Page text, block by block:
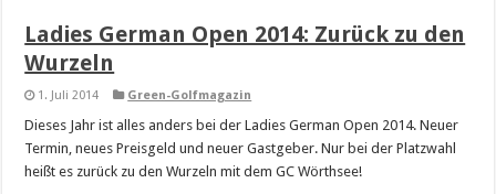
Ladies German Open 2014: Zurück zu den
Wurzeln
1. Juli 2014 Green-Golfmagazin
Dieses Jahr ist alles anders bei der Ladies German Open 2014. Neuer
Termin, neues Preisgeld und neuer Gastgeber. Nur bei der Platzwahl
heißt es zurück zu den Wurzeln mit dem GC Wörthsee!